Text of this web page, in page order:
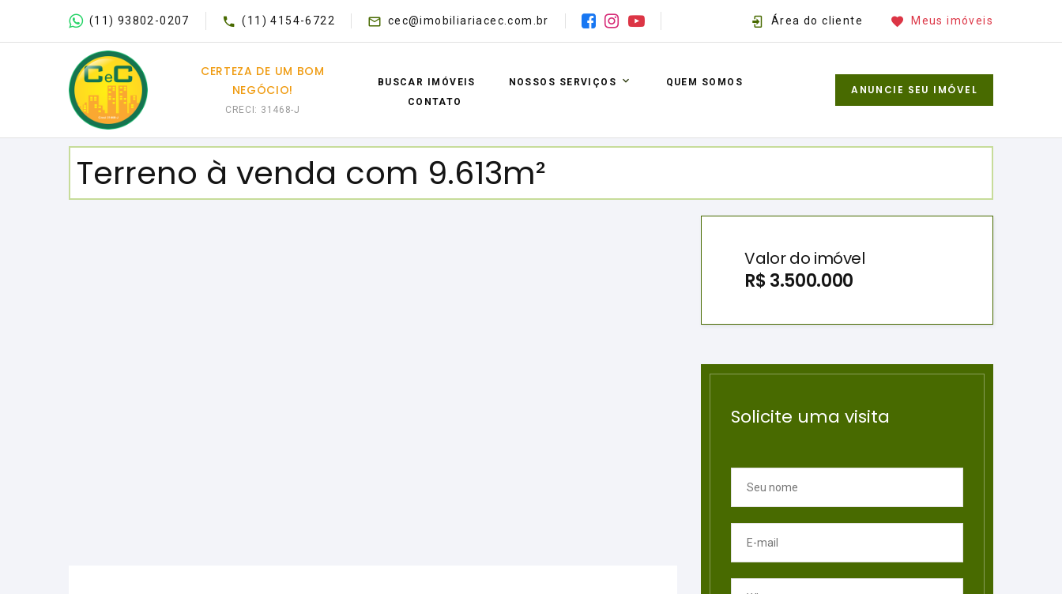
(11) 93802-0207 (11) 4154-6722 cec@imobiliariacec.com.br Área do cliente Meus imóveis
CERTEZA DE UM BOM
NEGÓCIO!
CRECI: 31468-J
BUSCAR IMÓVEIS NOSSOS SERVIÇOS
QUEM SOMOS
CONTATO
ANUNCIE SEU IMÓVEL
Terreno à venda com 9.613m²
Valor do imóvel
R$ 3.500.000
Solicite uma visita